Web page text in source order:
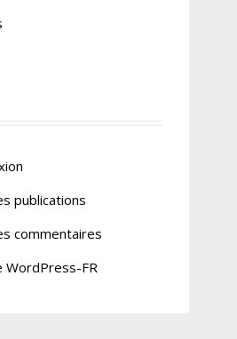
publications
commentaires
WordPress-FR